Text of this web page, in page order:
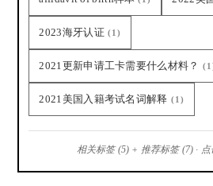
2023海牙认证 (1)
2021更新申请工卡需要什么材料？
2021美国入籍考试名词解释 (1)
相关标签 (5) + 推荐标签 (7) ·